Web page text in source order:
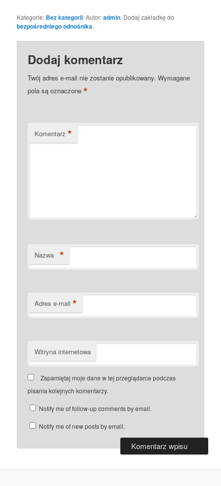
Kategorie: Bez kategorii. Autor:admin. Dodaj zakładkę do
bezpośredniego odnośnika.
Dodaj komentarz
Twój adres e-mail nie zostanie opublikowany. Wymagane
pola są oznaczone*
Komentarz *
Nazwa *
Adres e-mail *
Witryna internetowa
Zapamiętaj moje dane w tej przeglądarce podczas
pisania kolejnych komentarzy.
Notify me of follow-up comments by email.
Notify me of new posts by email.